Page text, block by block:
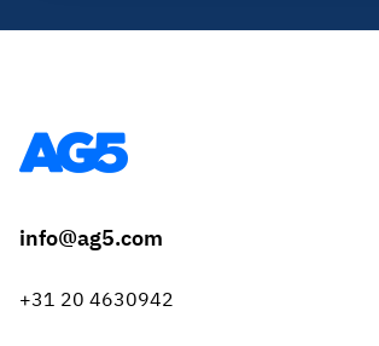
info@ag5.com
+31 20 4630942